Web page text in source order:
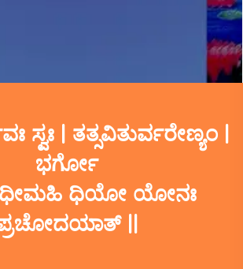
ಸ್ವಃ | ತತ್ಸವಿತುರ್ವರೇಣ್ಯಂ |
ಭರ್ಗೋ
ಧೀಮಹಿ ಧಿಯೋ ಯೋನಃ
||